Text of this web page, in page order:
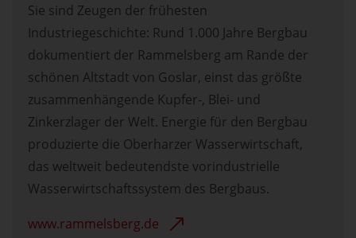
Sie sind Zeugen der frühesten
Industriegeschichte: Rund 1.000 Jahre Bergbau
dokumentiert der Rammelsberg am Rande der
schönen Altstadt von Goslar, einst das größte
zusammenhängende Kupfer-, Blei- und
Zinkerzlager der Welt. Energie für den Bergbau
produzierte die Oberharzer Wasserwirtschaft,
das weltweit bedeutendste vorindustrielle
Wasserwirtschaftssystem des Bergbaus.
www.rammelsberg.de